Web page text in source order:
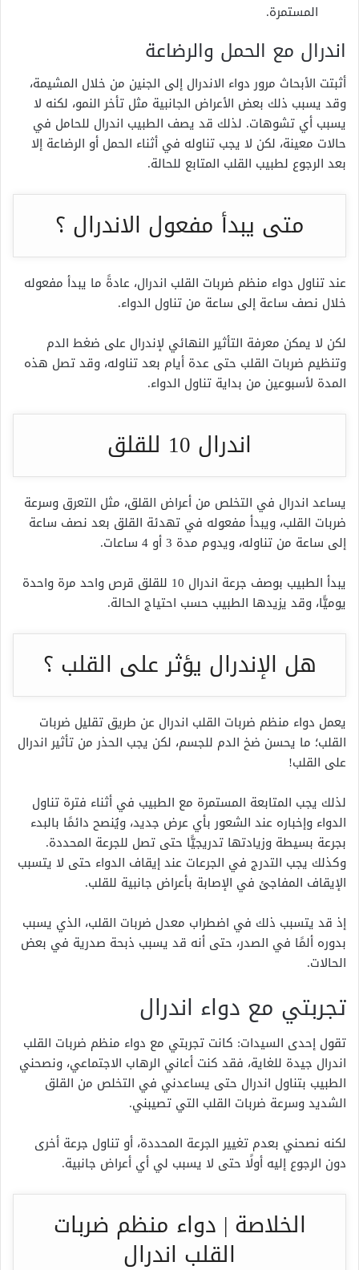
المستمرة.
اندرال مع الحمل والرضاعة
أثبتت الأبحاث مرور دواء الاندرال إلى الجنين من خلال المشيمة،
وقد يسبب ذلك بعض الأعراض الجانبية مثل تأخر النمو، لكنه لا
يسبب أي تشوهات. لذلك قد يصف الطبيب اندرال للحامل في
حالات معينة، لكن لا يجب تناوله في أثناء الحمل أو الرضاعة إلا
بعد الرجوع لطبيب القلب المتابع للحالة.
متى يبدأ مفعول الاندرال ؟
عند تناول دواء منظم ضربات القلب اندرال، عادةً ما يبدأ مفعوله
خلال نصف ساعة إلى ساعة من تناول الدواء.
لكن لا يمكن معرفة التأثير النهائي لإندرال على ضغط الدم
وتنظيم ضربات القلب حتى عدة أيام بعد تناوله، وقد تصل هذه
المدة لأسبوعين من بداية تناول الدواء.
اندرال 10 للقلق
يساعد اندرال في التخلص من أعراض القلق، مثل التعرق وسرعة
ضربات القلب، ويبدأ مفعوله في تهدئة القلق بعد نصف ساعة
إلى ساعة من تناوله، ويدوم مدة 3 أو 4 ساعات.
يبدأ الطبيب بوصف جرعة اندرال 10 للقلق قرص واحد مرة واحدة
يوميًّا، وقد يزيدها الطبيب حسب احتياج الحالة.
هل الإندرال يؤثر على القلب ؟
يعمل دواء منظم ضربات القلب اندرال عن طريق تقليل ضربات
القلب؛ ما يحسن ضخ الدم للجسم، لكن يجب الحذر من تأثير اندرال
على القلب!
لذلك يجب المتابعة المستمرة مع الطبيب في أثناء فترة تناول
الدواء وإخباره عند الشعور بأي عرض جديد، ويُنصح دائمًا بالبدء
بجرعة بسيطة وزيادتها تدريجيًّا حتى تصل للجرعة المحددة.
وكذلك يجب التدرج في الجرعات عند إيقاف الدواء حتى لا يتسبب
الإيقاف المفاجئ في الإصابة بأعراض جانبية للقلب.
إذ قد يتسبب ذلك في اضطراب معدل ضربات القلب، الذي يسبب
بدوره ألمًا في الصدر، حتى أنه قد يسبب ذبحة صدرية في بعض
الحالات.
تجربتي مع دواء اندرال
تقول إحدى السيدات: كانت تجربتي مع دواء منظم ضربات القلب
اندرال جيدة للغاية، فقد كنت أعاني الرهاب الاجتماعي، ونصحني
الطبيب بتناول اندرال حتى يساعدني في التخلص من القلق
الشديد وسرعة ضربات القلب التي تصيبني.
لكنه نصحني بعدم تغيير الجرعة المحددة، أو تناول جرعة أخرى
دون الرجوع إليه أولًا حتى لا يسبب لي أي أعراض جانبية.
الخلاصة | دواء منظم ضربات
القلب اندرال